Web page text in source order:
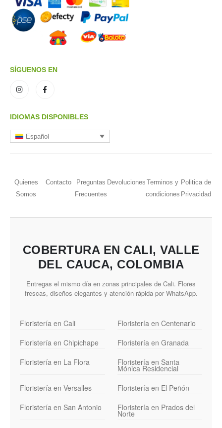
SÍGUENOS EN
IDIOMAS DISPONIBLES
Español
Quienes
Somos
Contacto
Preguntas
Frecuentes
Devoluciones Terminos y
condiciones
Politica de
Privacidad
COBERTURA EN CALI, VALLE
DEL CAUCA, COLOMBIA
Entregas el mismo día en zonas principales de Cali. Flores
frescas, diseños elegantes y atención rápida por WhatsApp.
Floristería en Cali
Floristería en Centenario
Floristería en Chipichape
Floristería en Granada
Floristería en La Flora
Floristería en Santa
Mónica Residencial
Floristería en Versalles
Floristería en El Peñón
Floristería en San Antonio
Floristería en Prados del
Norte